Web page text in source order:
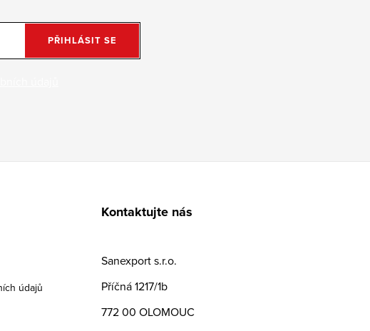
PŘIHLÁSIT SE
údajů
Kontaktujte nás
Sanexport s.r.o.
Příčná 1217/1b
772 00 OLOMOUC